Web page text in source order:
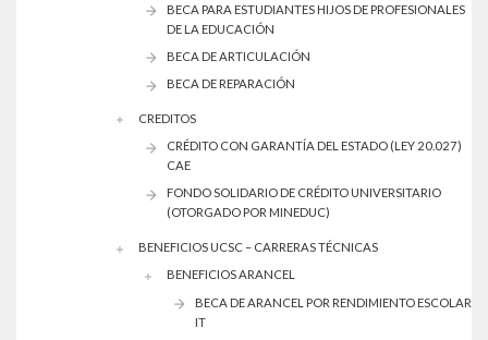
BECA PARA ESTUDIANTES HIJOS DE PROFESIONALES
DE LA EDUCACIÓN
BECA DE ARTICULACIÓN
BECA DE REPARACIÓN
CREDITOS
CRÉDITO CON GARANTÍA DEL ESTADO (LEY 20.027)
CAE
FONDO SOLIDARIO DE CRÉDITO UNIVERSITARIO
(OTORGADO POR MINEDUC)
BENEFICIOS UCSC – CARRERAS TÉCNICAS
BENEFICIOS ARANCEL
BECA DE ARANCEL POR RENDIMIENTO ESCOLAR
IT